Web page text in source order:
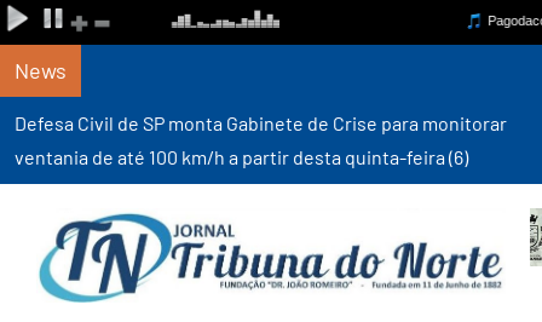
News
Defesa Civil de SP monta Gabinete de Crise para monitorar
ventania de até 100 km/h a partir desta quinta-feira (6)